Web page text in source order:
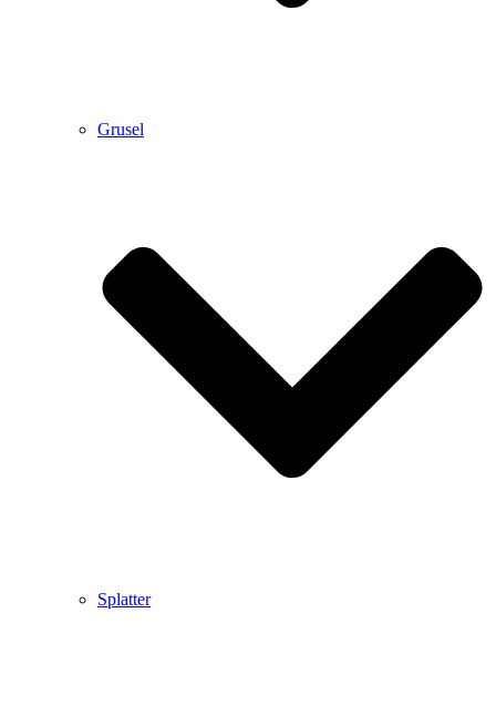
Grusel
Splatter